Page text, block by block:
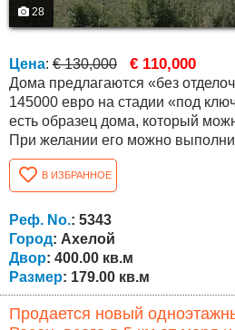
28
Цена: € 130,000 € 110,000
Дома предлагаются «без
145000 евро на стадии «под
есть образец дома, который
При желании его можно
проекту. Дом двухэтажный, а планировка функциональна
и удобна. Общая площадь составляет 179,20 кв.м. и двор
400 кв.м. Первый этаж состоит из большой общей
комнаты с кухней, зоны:
комната (спальня / кабинет),...
В ИЗБРАННОЕ
Реф. No.: 5343
Город: Ахелой
Двор: 400.00 кв.м
Размер: 179.00 кв.м
Продается новый